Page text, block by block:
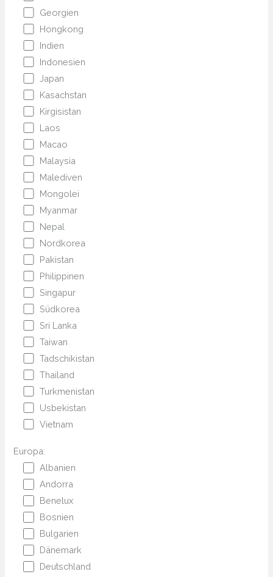
Georgien
Hongkong
Indien
Indonesien
Japan
Kasachstan
Kirgisistan
Laos
Macao
Malaysia
Malediven
Mongolei
Myanmar
Nepal
Nordkorea
Pakistan
Philippinen
Singapur
Südkorea
Sri Lanka
Taiwan
Tadschikistan
Thailand
Turkmenistan
Usbekistan
Vietnam
Europa:
Albanien
Andorra
Benelux
Bosnien
Bulgarien
Dänemark
Deutschland